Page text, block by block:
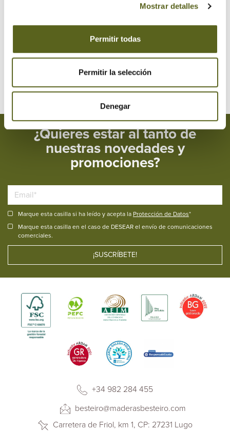
Mostrar detalles
Permitir todas
Permitir la selección
Denegar
2016
¿Quieres estar al tanto de
nuestras novedades y
promociones?
Marque esta casilla si ha leído y acepta la Protección de Datos*
Marque esta casilla en el caso de DESEAR el envío de comunicaciones
comerciales.
+34 982 284 455
besteiro@maderasbesteiro.com
Carretera de Friol, km 1, CP: 27231 Lugo